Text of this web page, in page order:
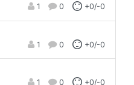
1 0 +0/-0
1 0 +0/-0
1 0 +0/-0